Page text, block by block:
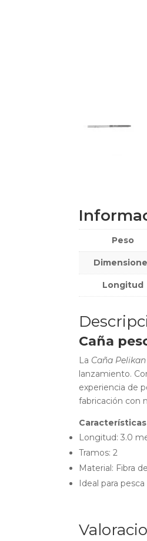
Peso
Longitud
Caña
La Caña
lanzamiento.
experiencia de
fabricación con
Longitud: 3.0
Tramos: 2
Material: Fibra
Ideal para